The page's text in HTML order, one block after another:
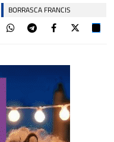
BORRASCA FRANCIS